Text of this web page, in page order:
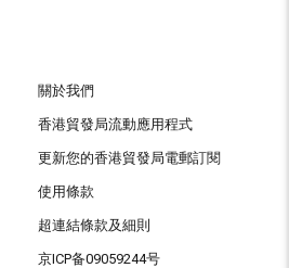
關於我們
香港貿發局流動應用程式
更新您的香港貿發局電郵訂閱
使用條款
超連結條款及細則
京ICP备09059244号